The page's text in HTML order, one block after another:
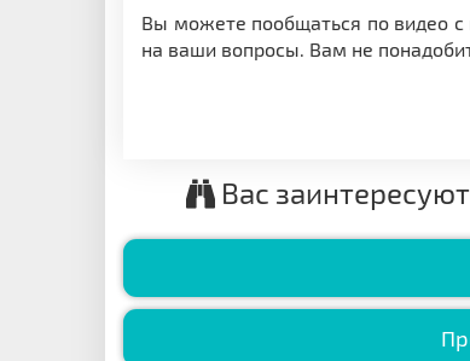
Вы можете пообщаться по видео с
на ваши вопросы. Вам не
Вас